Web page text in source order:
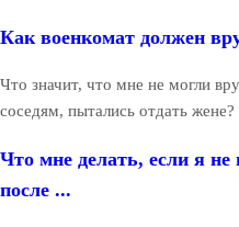
Как военкомат должен
Что значит, что мне не могли
соседям, пытались отдать жене?
Что мне делать, если я
после ...